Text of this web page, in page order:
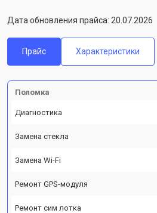
Дата обновления прайса: 20.07.2026
Прайс Характеристики
Поломка
Диагностика
Замена стекла
Замена Wi-Fi
Ремонт GPS-модуля
Ремонт сим лотка